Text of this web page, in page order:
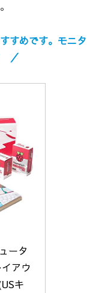
すめです。モニタ
／
ータ
アウ
キ